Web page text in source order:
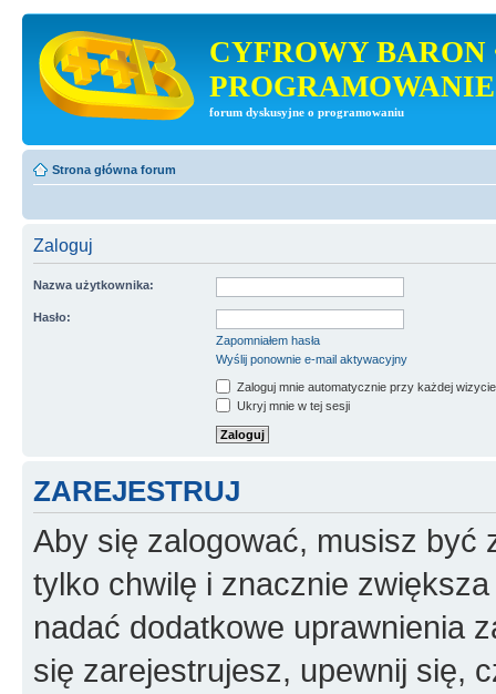
CYFROWY BARON
PROGRAMOWANIE
forum dyskusyjne o programowaniu
Strona główna forum
Zaloguj
Nazwa użytkownika:
Hasło:
Zapomniałem hasła
Wyślij ponownie e-mail aktywacyjny
Zaloguj mnie automatycznie przy każdej wizycie
Ukryj mnie w tej sesji
ZAREJESTRUJ
Aby się zalogować, musisz być
tylko chwilę i znacznie
nadać dodatkowe uprawnienia
się zarejestrujesz, upewnij się,